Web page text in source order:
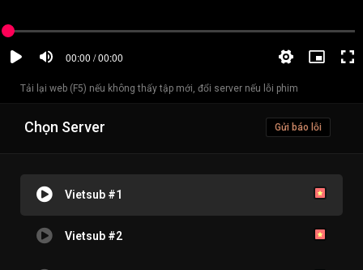
Tải lại web (F5) nếu không thấy tập mới, đổi server nếu lỗi phim
Chọn Server Gửi báo lỗi
Vietsub #1
Vietsub #2